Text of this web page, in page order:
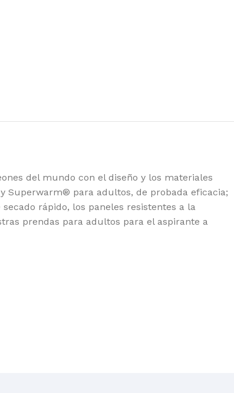
del mundo con el diseño y los materiales
Superwarm® para adultos, de probada eficacia;
rápido, los paneles resistentes a la
prendas para adultos para el aspirante a